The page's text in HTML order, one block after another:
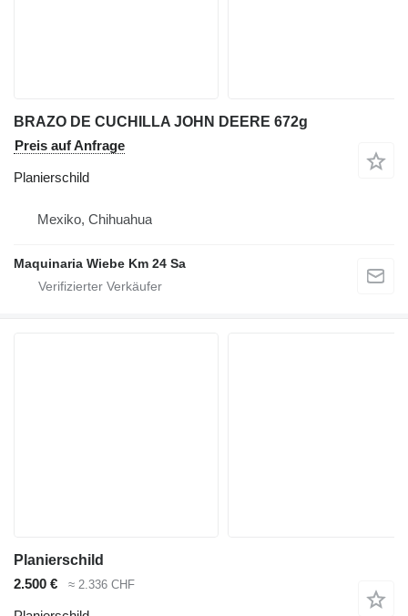
BRAZO DE CUCHILLA JOHN DEERE 672g
Preis auf Anfrage
Planierschild
Mexiko, Chihuahua
Maquinaria Wiebe Km 24 Sa
Planierschild
2.500 €
≈ 2.336 CHF